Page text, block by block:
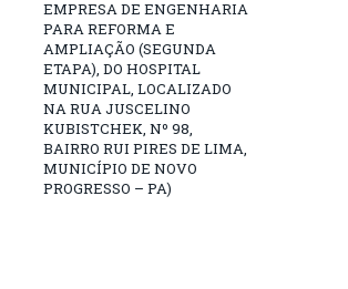
EMPRESA DE ENGENHARIA
PARA REFORMA E
AMPLIAÇÃO (SEGUNDA
ETAPA), DO HOSPITAL
MUNICIPAL, LOCALIZADO
NA RUA JUSCELINO
KUBISTCHEK, Nº 98,
BAIRRO RUI PIRES DE LIMA,
MUNICÍPIO DE NOVO
PROGRESSO – PA)